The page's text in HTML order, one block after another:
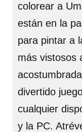
colorear a
están en la
para pintar a
más vistosos
divertido
cualquier
y la PC.